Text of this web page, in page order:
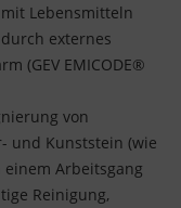
Lebensmitteln
externes
(GEV EMICODE®
von
und Kunststein (wie
Arbeitsgang
Reinigung,